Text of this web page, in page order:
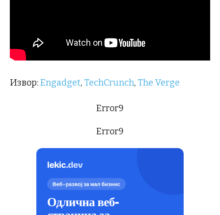
Извор:Engadget, TechCrunch, The Verge
Error9
Error9